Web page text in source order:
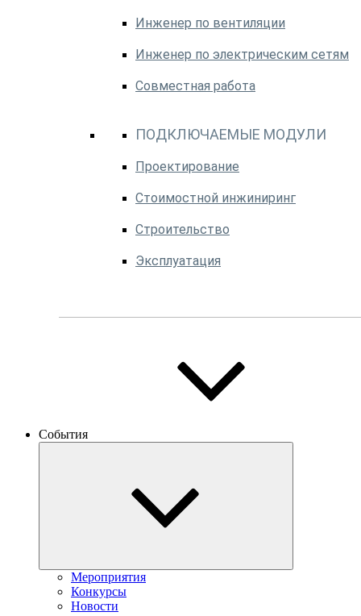
Инженер по вентиляции
Инженер по электрическим сетям
Совместная работа
ПОДКЛЮЧАЕМЫЕ МОДУЛИ
Проектирование
Стоимостной инжиниринг
Строительство
Эксплуатация
События
Мероприятия
Конкурсы
Новости